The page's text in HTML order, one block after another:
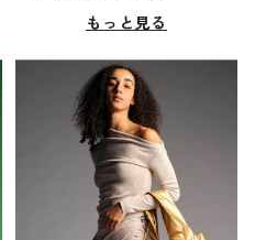
もっと見る